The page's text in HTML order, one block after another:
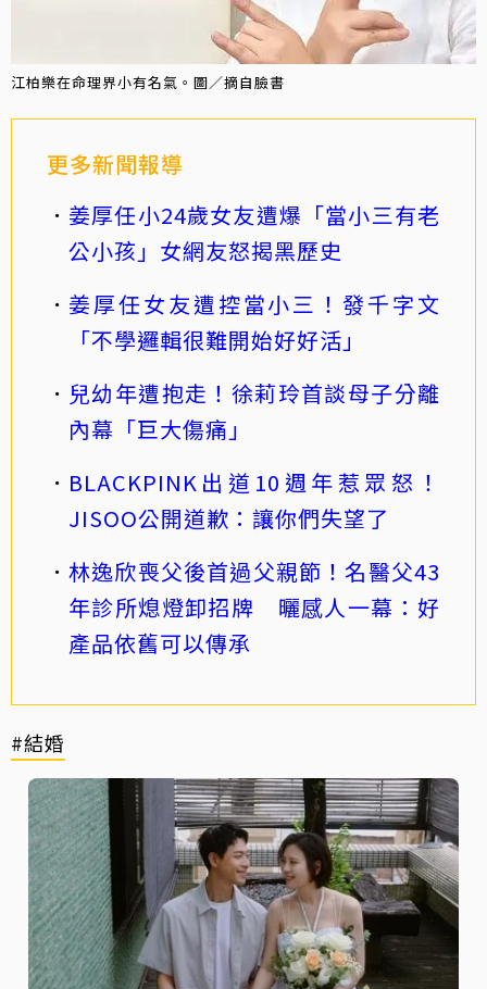
江柏樂在命理界小有名氣。圖／摘自臉書
更多新聞報導
姜厚任小24歲女友遭爆「當小三有老
公小孩」女網友怒揭黑歷史
姜厚任女友遭控當小三！發千字文
「不學邏輯很難開始好好活」
兒幼年遭抱走！徐莉玲首談母子分離
內幕「巨大傷痛」
BLACKPINK出道10週年惹眾怒！
JISOO公開道歉：讓你們失望了
林逸欣喪父後首過父親節！名醫父43
年診所熄燈卸招牌 曬感人一幕：好
產品依舊可以傳承
#結婚